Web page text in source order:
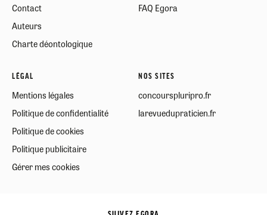
Contact
Auteurs
Charte déontologique
FAQ Egora
LÉGAL
Mentions légales
Politique de confidentialité
Politique de cookies
Politique publicitaire
Gérer mes cookies
NOS SITES
concourspluripro.fr
larevuedupraticien.fr